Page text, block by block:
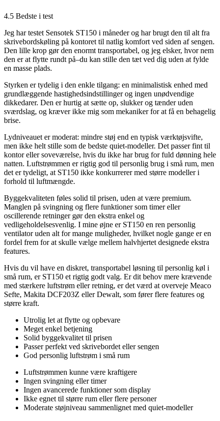
4.5 Bedste i test
Jeg har testet Sensotek ST150 i måneder og har brugt den til alt fra
skrivebordskøling på kontoret til natlig komfort ved siden af sengen.
Den lille krop gør den enormt transportabel, og jeg elsker, hvor nem
den er at flytte rundt på–du kan stille den tæt ved dig uden at fylde
en masse plads.
Styrken er tydelig i den enkle tilgang: en minimalistisk enhed med
grundlæggende hastighedsindstillinger og ingen unødvendige
dikkedarer. Den er hurtig at sætte op, slukker og tænder uden
sværdslag, og kræver ikke mig som mekaniker for at få en behagelig
brise.
Lydniveauet er moderat: mindre støj end en typisk værktøjsvifte,
men ikke helt stille som de bedste quiet-modeller. Det passer fint til
kontor eller soveværelse, hvis du ikke har brug for fuld dønning hele
natten. Luftstrømmen er rigtig god til personlig brug i små rum, men
det er tydeligt, at ST150 ikke konkurrerer med større modeller i
forhold til luftmængde.
Byggekvaliteten føles solid til prisen, uden at være premium.
Manglen på svingning og flere funktioner som timer eller
oscillerende retninger gør den ekstra enkel og
vedligeholdelsesvenlig. I mine øjne er ST150 en ren personlig
ventilator uden alt for mange muligheder, hvilket nogle gange er en
fordel frem for at skulle vælge mellem halvhjertet designede ekstra
features.
Hvis du vil have en diskret, transportabel løsning til personlig køl i
små rum, er ST150 et rigtig godt valg. Er dit behov mere krævende
med stærkere luftstrøm eller retning, er det værd at overveje Meaco
Sefte, Makita DCF203Z eller Dewalt, som fører flere features og
større kraft.
Utrolig let at flytte og opbevare
Meget enkel betjening
Solid byggekvalitet til prisen
Passer perfekt ved skrivebordet eller sengen
God personlig luftstrøm i små rum
Luftstrømmen kunne være kraftigere
Ingen svingning eller timer
Ingen avancerede funktioner som display
Ikke egnet til større rum eller flere personer
Moderate støjniveau sammenlignet med quiet-modeller